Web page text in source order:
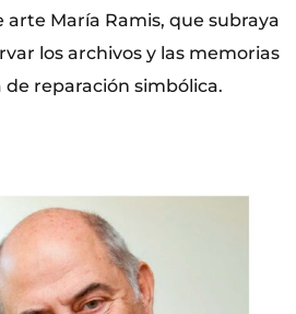
arte María Ramis, que subraya
los archivos y las memorias
reparación simbólica.